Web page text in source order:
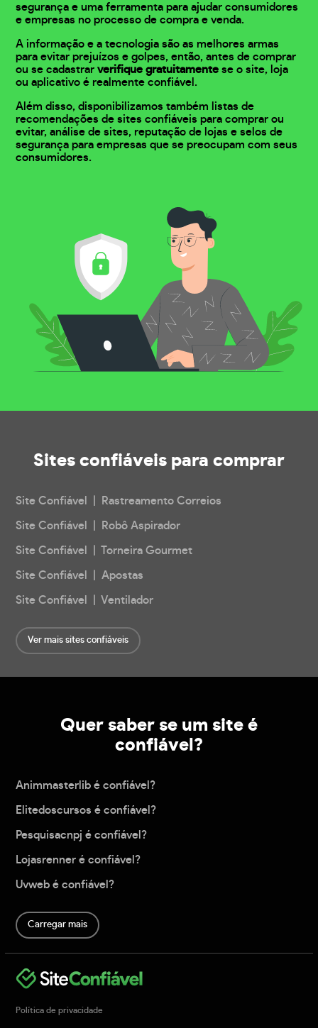
segurança e uma ferramenta para ajudar consumidores
e empresas no processo de compra e venda.
A informação e a tecnologia são as melhores armas
para evitar prejuízos e golpes, então, antes de comprar
ou se cadastrarverifique gratuitamente se o site, loja
ou aplicativo é realmente confiável.
Além disso, disponibilizamos também listas de
recomendações de sites confiáveis para comprar ou
evitar, análise de sites, reputação de lojas e selos de
segurança para empresas que se preocupam com seus
consumidores.
Sites confiáveis para comprar
Site Confiável | Rastreamento Correios
Site Confiável | Robô Aspirador
Site Confiável | Torneira Gourmet
Site Confiável | Apostas
Site Confiável | Ventilador
Ver mais sites confiáveis
Quer saber se um site é
confiável?
Animmasterlib é confiável?
Elitedoscursos é confiável?
Pesquisacnpj é confiável?
Lojasrenner é confiável?
Uvweb é confiável?
Carregar mais
Política de privacidade